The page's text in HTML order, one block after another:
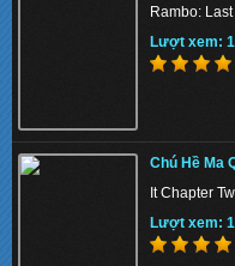
Memory
Lượt xem:
Rambo:
Lượt xem:
Chú Hề Ma
It Chapter
Lượt xem: